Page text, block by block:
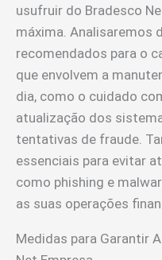
usufruir do Bradesco
máxima. Analisaremos
recomendados para o
que envolvem a
dia, como o cuidado
atualização dos
tentativas de fraude.
essenciais para evitar
como phishing e
as suas operações
Medidas para Garantir